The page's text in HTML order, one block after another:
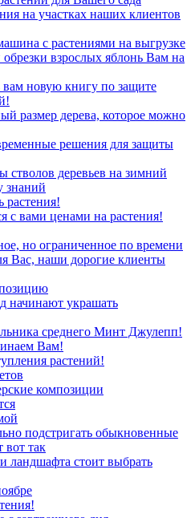
на участках наших клиентов
с растениями на выгрузке
взрослых яблонь Вам на
вам новую книгу по защите
размер дерева, которое можно
решения для защиты
стволов деревьев на зимний
знаний
растения!
с вами ценами на растения!
но ограниченное по времени
Вас, наши дорогие клиенты
начинают украшать
среднего Минт Джулепп!
Вам!
растений!
композиции
подстригать обыкновенные
вот так
ландшафта стоит выбрать